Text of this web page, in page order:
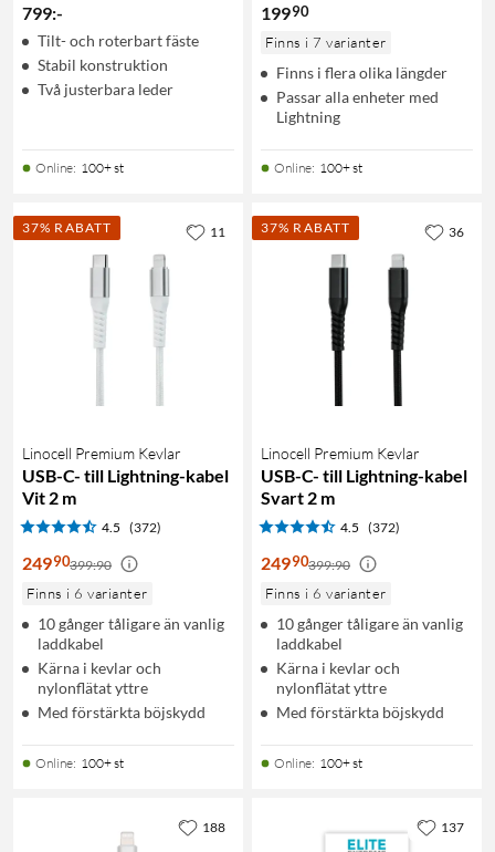
799:-
Tilt- och roterbart fäste
Stabil konstruktion
Två justerbara leder
Online: 100+ st
19990
Finns i 7 varianter
Finns i flera olika längder
Passar alla enheter med
Lightning
Online: 100+ st
37% RABATT
Linocell Premium Kevlar
USB-C- till Lightning-kabel
Vit 2 m
4.5 (372)
24990399:90
Finns i 6 varianter
10 gånger tåligare än vanlig
laddkabel
Kärna i kevlar och
nylonflätat yttre
Med förstärkta böjskydd
Online: 100+ st
11 37% RABATT
Linocell Premium Kevlar
USB-C- till Lightning-kabel
Svart 2 m
4.5 (372)
24990399:90
Finns i 6 varianter
10 gånger tåligare än vanlig
laddkabel
Kärna i kevlar och
nylonflätat yttre
Med förstärkta böjskydd
Online: 100+ st
36
188 137